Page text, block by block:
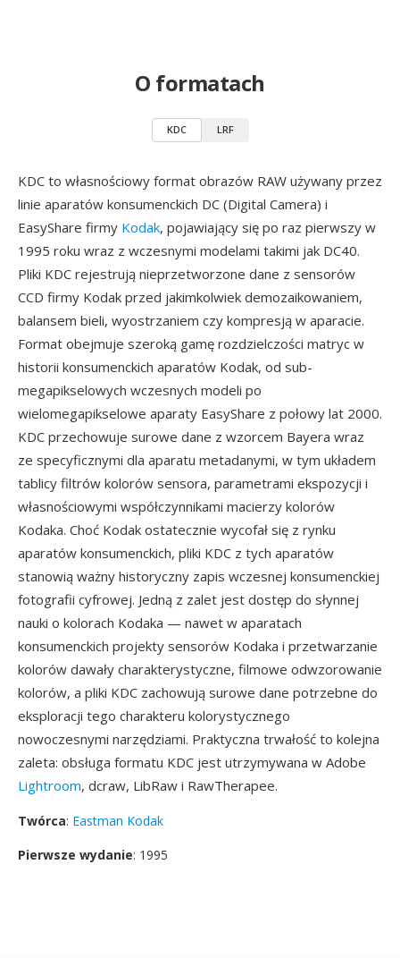
O formatach
KDC LRF
KDC to własnościowy format obrazów RAW używany przez
linie aparatów konsumenckich DC (Digital Camera) i
EasyShare firmy Kodak, pojawiający się po raz pierwszy w
1995 roku wraz z wczesnymi modelami takimi jak DC40.
Pliki KDC rejestrują nieprzetworzone dane z sensorów
CCD firmy Kodak przed jakimkolwiek demozaikowaniem,
balansem bieli, wyostrzaniem czy kompresją w aparacie.
Format obejmuje szeroką gamę rozdzielczości matryc w
historii konsumenckich aparatów Kodak, od sub-
megapikselowych wczesnych modeli po
wielomegapikselowe aparaty EasyShare z połowy lat 2000.
KDC przechowuje surowe dane z wzorcem Bayera wraz
ze specyficznymi dla aparatu metadanymi, w tym układem
tablicy filtrów kolorów sensora, parametrami ekspozycji i
własnościowymi współczynnikami macierzy kolorów
Kodaka. Choć Kodak ostatecznie wycofał się z rynku
aparatów konsumenckich, pliki KDC z tych aparatów
stanowią ważny historyczny zapis wczesnej konsumenckiej
fotografii cyfrowej. Jedną z zalet jest dostęp do słynnej
nauki o kolorach Kodaka — nawet w aparatach
konsumenckich projekty sensorów Kodaka i przetwarzanie
kolorów dawały charakterystyczne, filmowe odwzorowanie
kolorów, a pliki KDC zachowują surowe dane potrzebne do
eksploracji tego charakteru kolorystycznego
nowoczesnymi narzędziami. Praktyczna trwałość to kolejna
zaleta: obsługa formatu KDC jest utrzymywana w Adobe
Lightroom, dcraw, LibRaw i RawTherapee.
Twórca: Eastman Kodak
Pierwsze wydanie: 1995